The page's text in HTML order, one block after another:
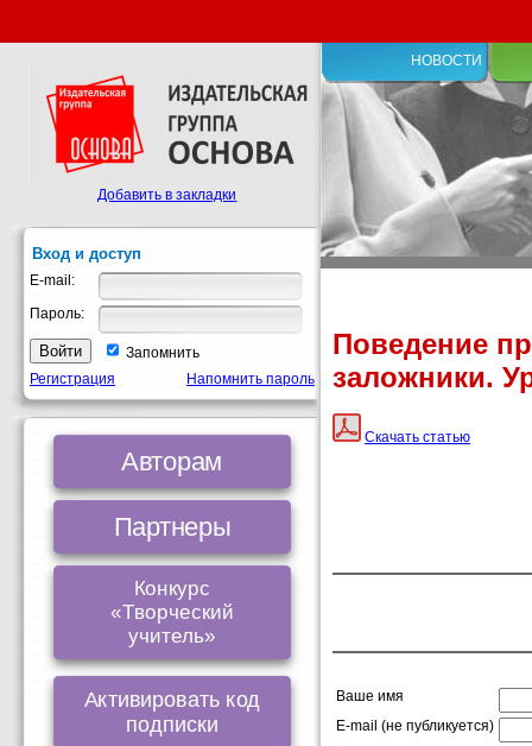
НОВОСТИ
Поведение
заложники.
Скачать статью
Ваше имя
E-mail (не публикуется)
Добавить в закладки
Вход и доступ
E-mail:
Пароль:
Запомнить
Регистрация
Напомнить пароль
Авторам
Партнеры
Конкурс
«Творческий
учитель»
Активировать код
подписки